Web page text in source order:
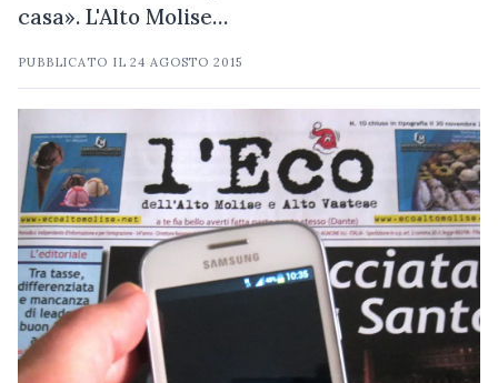
casa». L'Alto Molise…
PUBBLICATO IL24 AGOSTO 2015